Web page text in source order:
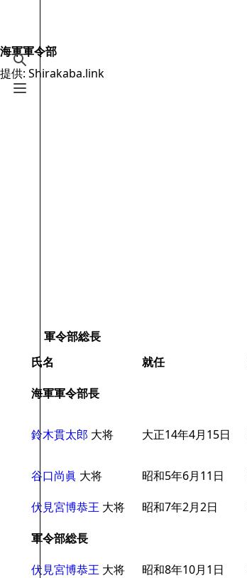
検索を切り替える
メニューを切り替える
Shirakaba.link
海軍軍令部
提供: Shirakaba.link
軍令部総長
氏名
就任
海軍軍令部長
鈴木貫太郎 大将 大正14年4月15日
谷口尚眞 大将 昭和5年6月11日
伏見宮博恭王 大将 昭和7年2月2日
軍令部総長
伏見宮博恭王 大将 昭和8年10月1日